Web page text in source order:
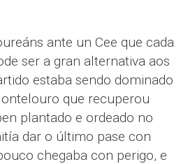
ante un Cee que cada
ser a gran alternativa aos
estaba sendo dominado
que recuperou
plantado e ordeado no
dar o último pase con
chegaba con perigo, e